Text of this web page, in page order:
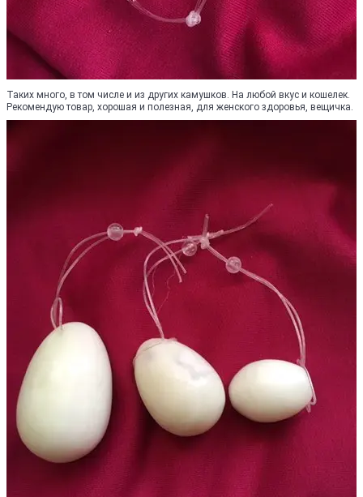
Таких много, в том числе и из других камушков. На любой вкус и кошелек.
Рекомендую товар, хорошая и полезная, для женского здоровья, вещичка.